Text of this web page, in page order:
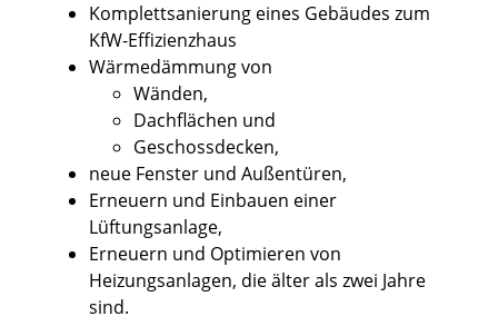
Komplettsanierung eines Gebäudes zum
KfW-Effizienzhaus
Wärmedämmung von
Wänden,
Dachflächen und
Geschossdecken,
neue Fenster und Außentüren,
Erneuern und Einbauen einer
Lüftungsanlage,
Erneuern und Optimieren von
Heizungsanlagen, die älter als zwei Jahre
sind.